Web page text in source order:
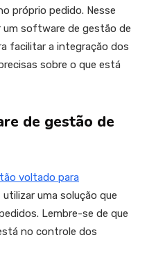
próprio pedido. Nesse
um software de gestão de
facilitar a integração dos
sobre o que está
de gestão de
voltado para
uma solução que
Lembre-se de que
no controle dos